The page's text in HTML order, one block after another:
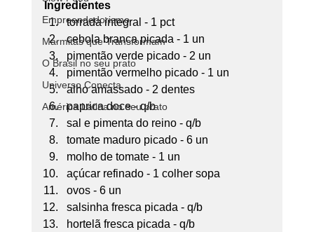
Empreendedorismo
Marmitas que Transformam
O Brasil no seu prato
Universo Conecta
América Latina no seu prato
Ingredientes
torrada integral - 1 pct
cebola branca picada - 1 un
pimentão verde picado - 2 un
pimentão vermelho picado - 1 un
alho amassado - 2 dentes
paprica doce - q/b
sal e pimenta do reino - q/b
tomate maduro picado - 6 un
molho de tomate - 1 un
açúcar refinado - 1 colher sopa
ovos - 6 un
salsinha fresca picada - q/b
hortelã fresca picada - q/b